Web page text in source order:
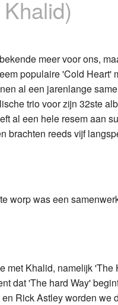
meer voor ons,
populaire 'Cold
al een jarenlange
trio voor zijn 32ste
al een hele resem aan
brachten reeds vijf
worp was een
met Khalid, namelijk 'The
dat 'The hard Way'
Rick Astley worden we